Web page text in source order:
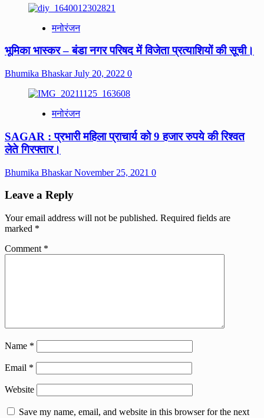
मनोरंजन
भूमिका भास्कर – बंडा नगर परिषद में विजेता प्रत्याशियों की सूची।
Bhumika BhaskarJuly 20, 2022 0
मनोरंजन
SAGAR : प्रभारी महिला प्राचार्य को 9 हजार रुपये की रिश्वत
लेते गिरफ्तार।
Bhumika BhaskarNovember 25, 2021 0
Leave a Reply
Your email address will not be published. Required fields are
marked *
Comment *
Name *
Email *
Website
Save my name, email, and website in this browser for the next